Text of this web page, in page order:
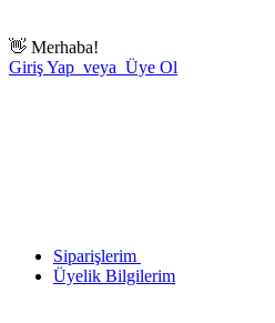
👋 Merhaba!
Giriş Yap veya Üye Ol
Siparişlerim
Üyelik Bilgilerim